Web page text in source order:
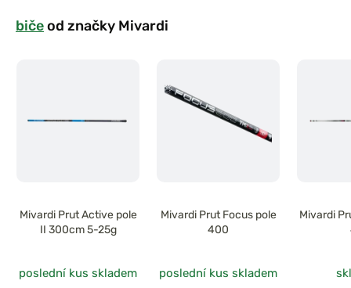
bičeod značky Mivardi
Mivardi Prut Active pole
II 300cm 5-25g
poslední kus skladem
Mivardi Prut Focus pole
400
poslední kus skladem
Mivardi